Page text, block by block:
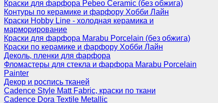
Краски для фарфора Pebeo Ceramic (без обжига)
Контуры по керамике и фарфору Хобби Лайн
Краски Hobby Line - холодная керамика и
марморирование
Краски для фарфора Marabu Porcelain (без обжига)
Краски по керамике и фарфору Хобби Лайн
Деколь, пленки для фарфора
Фломастеры для стекла и фарфора Marabu Porcelain
Painter
Декор и роспись тканей
Cadence Style Matt Fabric, краски по ткани
Cadence Dora Textile Metallic